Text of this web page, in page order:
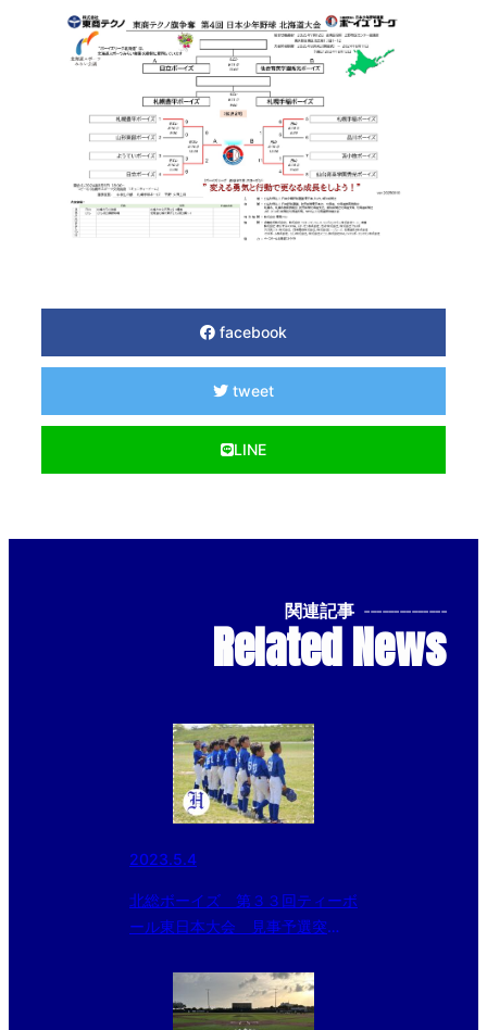
facebook
tweet
LINE
関連記事 --------------
Related News
2023.5.4
北総ボーイズ 第３３回ティーボ
ール東日本大会 見事予選突